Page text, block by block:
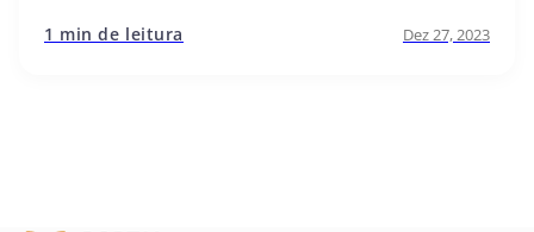
1 min de leitura Dez 27, 2023